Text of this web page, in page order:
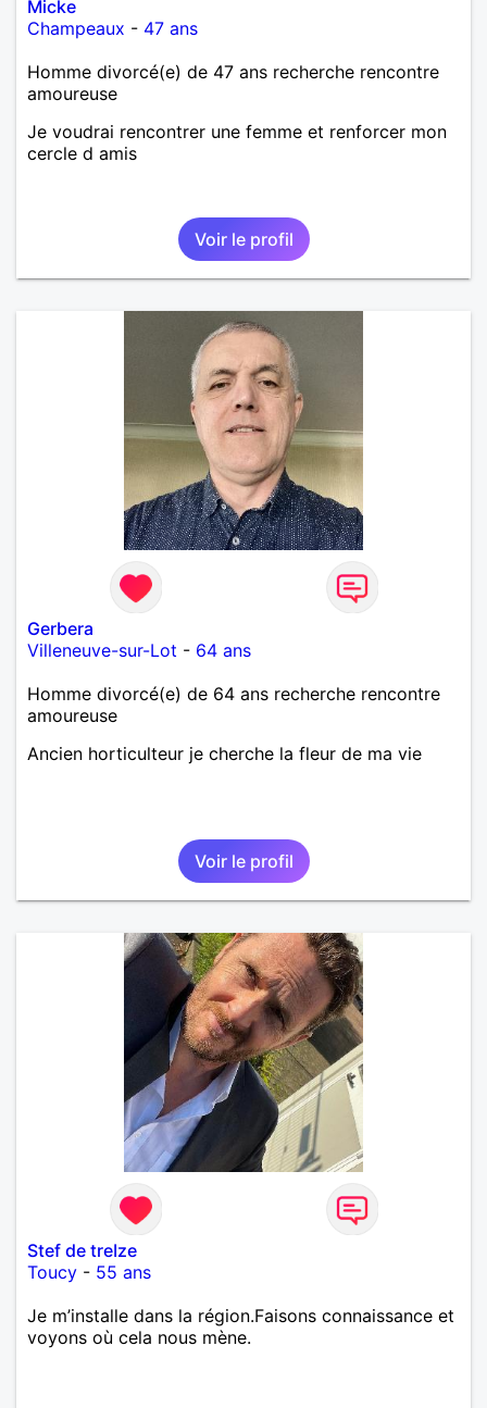
Micke
Champeaux - 47 ans
Homme divorcé(e) de 47 ans recherche rencontre
amoureuse
Je voudrai rencontrer une femme et renforcer mon
cercle d amis
Voir le profil
Gerbera
Villeneuve-sur-Lot - 64 ans
Homme divorcé(e) de 64 ans recherche rencontre
amoureuse
Ancien horticulteur je cherche la fleur de ma vie
Voir le profil
Stef de treIze
Toucy - 55 ans
Je m’installe dans la région.Faisons connaissance et
voyons où cela nous mène.